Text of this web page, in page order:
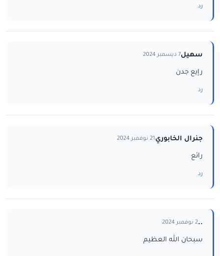
رد
سهيل7 ديسمبر 2024
رإيع جدن
رد
جنرال الخابوري21 نوفمبر 2024
رائع
رد
..2 نوفمبر 2024
سبحان الله العظيم